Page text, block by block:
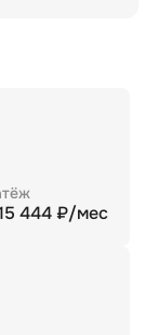
444₽/мес